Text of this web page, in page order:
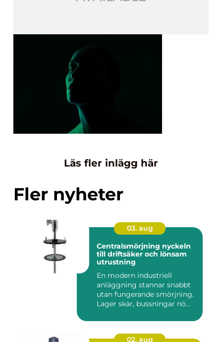
Läs fler inlägg här
Fler nyheter
03. aug
Centralsmörjning nyckeln
till driftsäker och lönsam
utrustning
En modern industriell
anläggning stannar snabbt
utan fungerande smörjning.
Lager skär, bussningar nö...
02. aug